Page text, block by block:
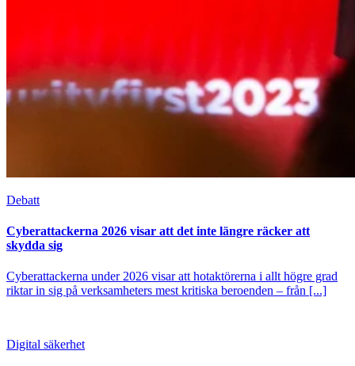
Debatt
Cyberattackerna 2026 visar att det inte längre räcker att
skydda sig
Cyberattackerna under 2026 visar att hotaktörerna i allt högre grad
riktar in sig på verksamheters mest kritiska beroenden – från [...]
Digital säkerhet